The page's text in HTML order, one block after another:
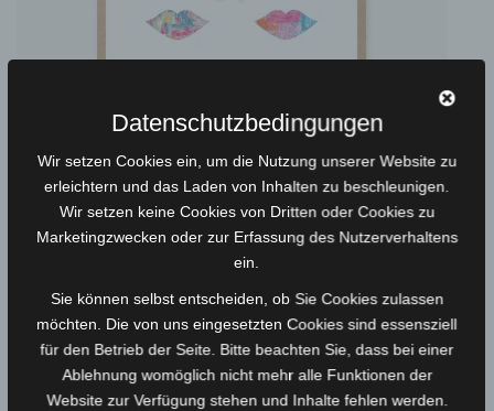
Klappkarte DIN A6, mit Umschlag
4,00€ *
Datenschutzbedingungen
Wir setzen Cookies ein, um die Nutzung unserer Website zu
erleichtern und das Laden von Inhalten zu beschleunigen.
Wir setzen keine Cookies von Dritten oder Cookies zu
Marketingzwecken oder zur Erfassung des Nutzerverhaltens
ein.
Sie können selbst entscheiden, ob Sie Cookies zulassen
möchten. Die von uns eingesetzten Cookies sind essensziell
für den Betrieb der Seite. Bitte beachten Sie, dass bei einer
Ablehnung womöglich nicht mehr alle Funktionen der
Website zur Verfügung stehen und Inhalte fehlen werden.